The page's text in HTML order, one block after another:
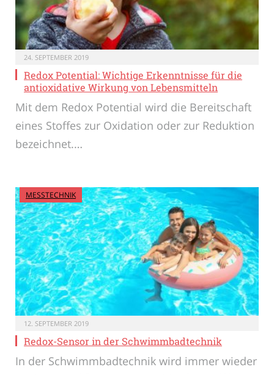
24. SEPTEMBER 2019
Redox Potential: Wichtige Erkenntnisse für die
antioxidative Wirkung von Lebensmitteln
Mit dem Redox Potential wird die Bereitschaft
eines Stoffes zur Oxidation oder zur Reduktion
bezeichnet.…
MESSTECHNIK
12. SEPTEMBER 2019
Redox-Sensor in der Schwimmbadtechnik
In der Schwimmbadtechnik wird immer wieder